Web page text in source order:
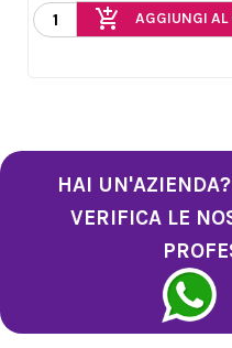
add_shopping_cart AGGIUNGI AL
HAI
VERIFICA LE